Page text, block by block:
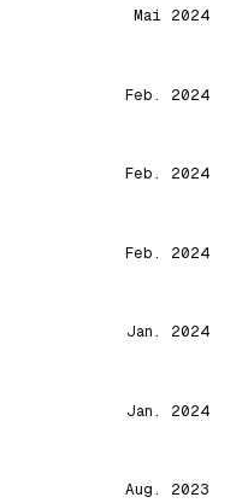
Mai 2024
Feb. 2024
Feb. 2024
Feb. 2024
Jan. 2024
Jan. 2024
Aug. 2023